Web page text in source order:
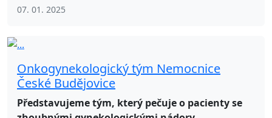
07. 01. 2025
Onkogynekologický tým Nemocnice
České Budějovice
Představujeme tým, který pečuje o pacienty se